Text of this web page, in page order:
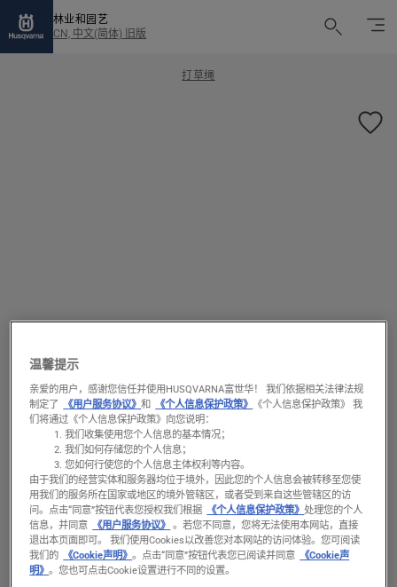
林业和园艺
CN, 中文(简体) 旧版
打草绳
低噪声打草绳 2.0mm 长
75m 环形
产品型号
温馨提示
亲爱的用户，感谢您信任并使用HUSQVARNA富世华！ 我们依据相关法律法规
制定了
《用户服务协议》和 《个人信息保护政策》
《个人信息保护政策》 我
们将通过《个人信息保护政策》向您说明：
我们收集使用您个人信息的基本情况；
我们如何存储您的个人信息；
您如何行使您的个人信息主体权利等内容。
由于我们的经营实体和服务器均位于境外，因此您的个人信息会被转移至您使
用我们的服务所在国家或地区的境外管辖区，或者受到来自这些管辖区的访
问。
点击“同意”按钮代表您授权我们根据 《个人信息保护政策》 处理您的个人
信息，并同意
《用户服务协议》 。若您不同意，您将无法使用本网站，直接
退出本页面即可。 我们使用Cookies以改善您对本网站的访问体验。您可阅读
我们的
《Cookie声明》。点击“同意”按钮代表您已阅读并同意
《Cookie声
明》。您也可点击Cookie设置进行不同的设置。